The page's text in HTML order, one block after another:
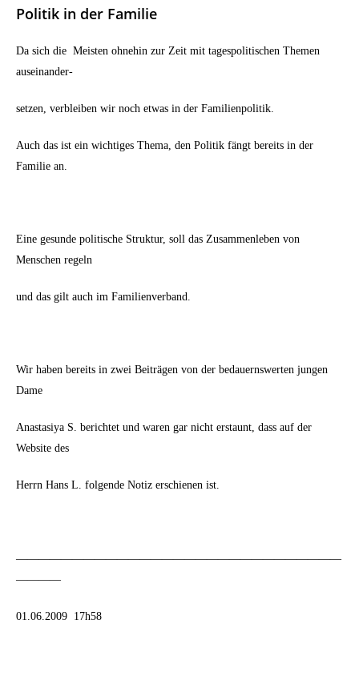
Politik in der Familie
Da sich die Meisten ohnehin zur Zeit mit tagespolitischen Themen
auseinander-
setzen, verbleiben wir noch etwas in der Familienpolitik.
Auch das ist ein wichtiges Thema, den Politik fängt bereits in der
Familie an.
Eine gesunde politische Struktur, soll das Zusammenleben von
Menschen regeln
und das gilt auch im Familienverband.
Wir haben bereits in zwei Beiträgen von der bedauernswerten jungen
Dame
Anastasiya S. berichtet und waren gar nicht erstaunt, dass auf der
Website des
Herrn Hans L. folgende Notiz erschienen ist.
—————————————————————————————
————
01.06.2009 17h58